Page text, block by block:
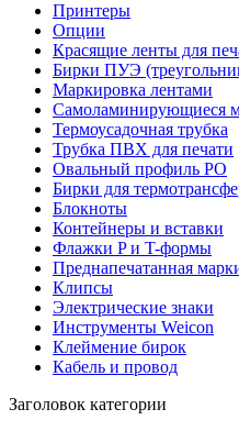
Принтеры
Опции
Красящие ленты для
Бирки ПУЭ
Маркировка лентами
Самоламинирующиеся
Термоусадочная трубка
Трубка ПВХ для печати
Овальный профиль PO
Бирки для
Блокноты
Контейнеры и вставки
Флажки P и T-формы
Преднапечатанная
Клипсы
Электрические знаки
Инструменты Weicon
Клеймение бирок
Кабель и провод
Заголовок категории